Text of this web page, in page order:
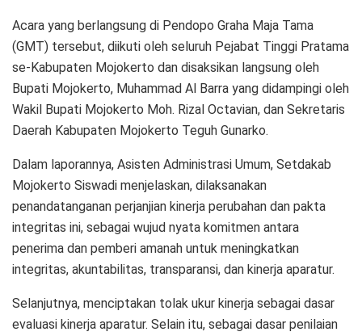
Acara yang berlangsung di Pendopo Graha Maja Tama
(GMT) tersebut, diikuti oleh seluruh Pejabat Tinggi Pratama
se-Kabupaten Mojokerto dan disaksikan langsung oleh
Bupati Mojokerto, Muhammad Al Barra yang didampingi oleh
Wakil Bupati Mojokerto Moh. Rizal Octavian, dan Sekretaris
Daerah Kabupaten Mojokerto Teguh Gunarko.
Dalam laporannya, Asisten Administrasi Umum, Setdakab
Mojokerto Siswadi menjelaskan, dilaksanakan
penandatanganan perjanjian kinerja perubahan dan pakta
integritas ini, sebagai wujud nyata komitmen antara
penerima dan pemberi amanah untuk meningkatkan
integritas, akuntabilitas, transparansi, dan kinerja aparatur.
Selanjutnya, menciptakan tolak ukur kinerja sebagai dasar
evaluasi kinerja aparatur. Selain itu, sebagai dasar penilaian